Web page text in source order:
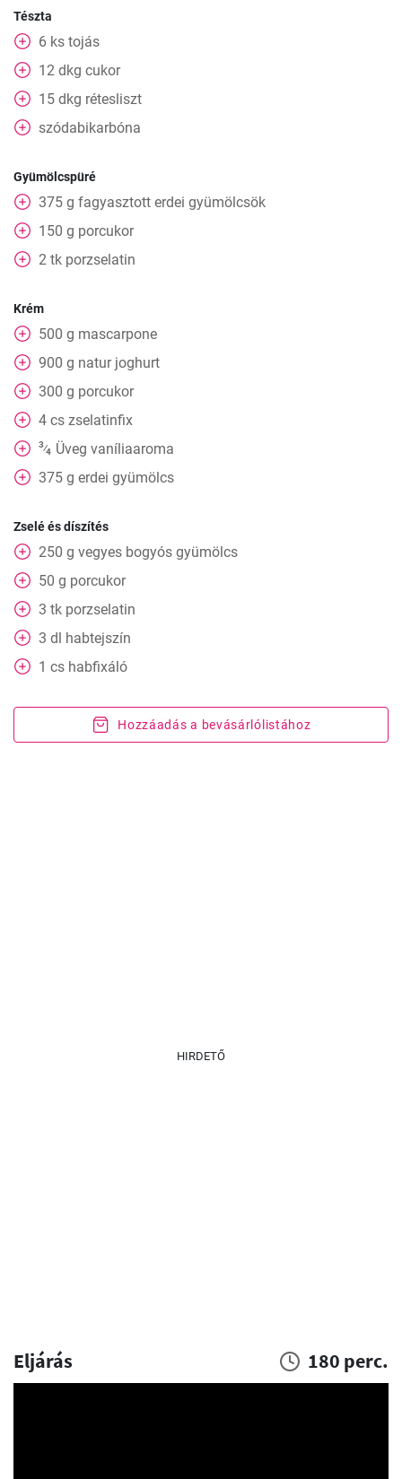
Tészta
6 ks tojás
12 dkg cukor
15 dkg rétesliszt
szódabikarbóna
Gyümölcspüré
375 g fagyasztott erdei gyümölcsök
150 g porcukor
2 tk porzselatin
Krém
500 g mascarpone
900 g natur joghurt
300 g porcukor
4 cs zselatinfix
3⁄4 Üveg vaníliaaroma
375 g erdei gyümölcs
Zselé és díszítés
250 g vegyes bogyós gyümölcs
50 g porcukor
3 tk porzselatin
3 dl habtejszín
1 cs habfixáló
Hozzáadás a bevásárlólistához
HIRDETŐ
Eljárás 180 perc.